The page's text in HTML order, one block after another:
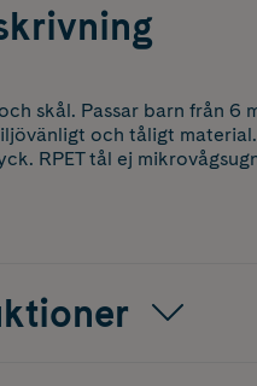
skål. Passar barn från 6
och tåligt
RPET tål ej